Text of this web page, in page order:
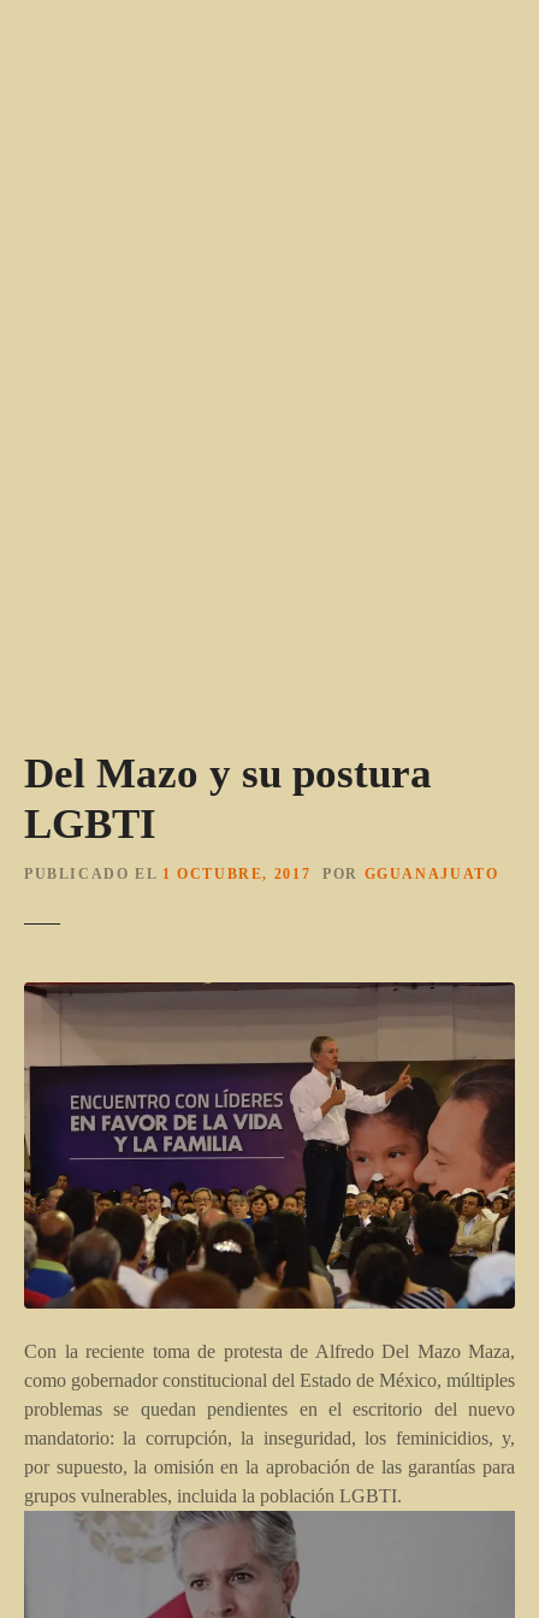
Del Mazo y su postura
LGBTI
PUBLICADO EL 1 OCTUBRE, 2017 POR GGUANAJUATO
Con la reciente toma de protesta de Alfredo Del Mazo Maza,
como gobernador constitucional del Estado de México, múltiples
problemas se quedan pendientes en el escritorio del nuevo
mandatorio: la corrupción, la inseguridad, los feminicidios, y,
por supuesto, la omisión en la aprobación de las garantías para
grupos vulnerables, incluida la población LGBTI.